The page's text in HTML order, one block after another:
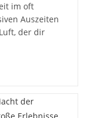
im oft
Auszeiten
der dir